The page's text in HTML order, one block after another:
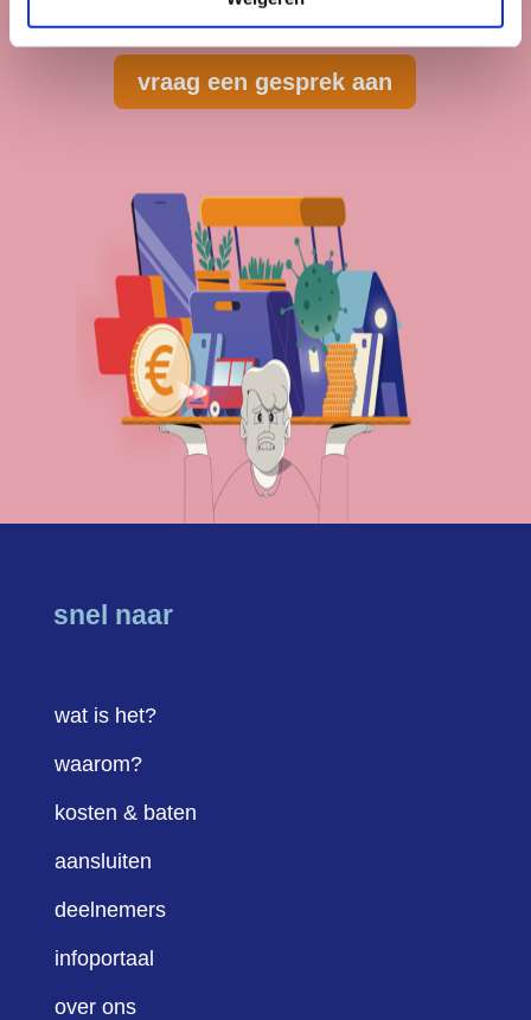
vraag een gesprek aan
snel naar
wat is het?
waarom?
kosten & baten
aansluiten
deelnemers
infoportaal
over ons